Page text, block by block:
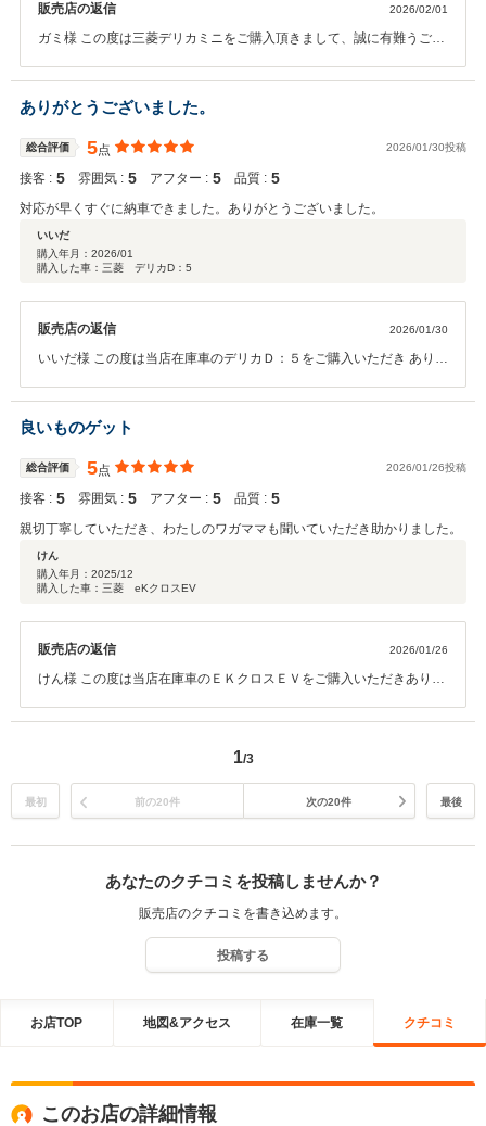
販売店の返信 2026/02/01
ガミ様 この度は三菱デリカミニをご購入頂きまして、誠に有難うござ
だける様に努めて参ります。ご不明な点等ございましたら、お気軽に
ご連絡下さいませ。どうぞ宜しくお願い致します。
ありがとうございました。
総合評価 5点 2026/01/30投稿
接客 : 5 雰囲気 : 5 アフター : 5 品質 : 5
対応が早くすぐに納車できました。ありがとうございました。
いいだ
購入年月： 2026/01
購入した車：三菱 デリカD：5
販売店の返信 2026/01/30
いいだ様 この度は当店在庫車のデリカＤ：５をご購入いただき ありが
ンスはお近くの三菱ディーラーにてお受けいただけますので ご安心く
ださい。 今後ともよろしくお願いいたします。
良いものゲット
総合評価 5点 2026/01/26投稿
接客 : 5 雰囲気 : 5 アフター : 5 品質 : 5
親切丁寧していただき、わたしのワガママも聞いていただき助かりました。
けん
購入年月： 2025/12
購入した車：三菱 eKクロスEV
販売店の返信 2026/01/26
けん様 この度は当店在庫車のＥＫクロスＥＶをご購入いただきありが
ご相談ください。 アフターメンテナンスもサポートさせていただきま
1/3
最初 前の20件 次の20件 最後
あなたのクチコミを投稿しませんか？
販売店のクチコミを書き込めます。
投稿する
お店TOP 地図&アクセス 在庫一覧 クチコミ
このお店の詳細情報